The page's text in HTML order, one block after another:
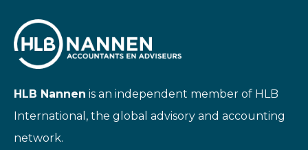
HLB Nannen is an independent member of HLB
International, the global advisory and accounting
network.